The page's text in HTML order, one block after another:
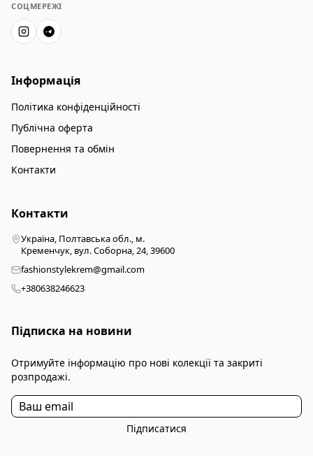
СОЦМЕРЕЖІ
Інформація
Політика конфіденційності
Публічна оферта
Повернення та обмін
Контакти
Контакти
Україна, Полтавська обл., м.
Кременчук, вул. Соборна, 24, 39600
fashionstylekrem@gmail.com
+380638246623
Підписка на новини
Отримуйте інформацію про нові колекції та закриті
розпродажі.
Підписатися